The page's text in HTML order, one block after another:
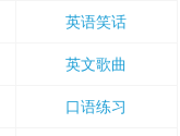
英语笑话
英文歌曲
口语练习